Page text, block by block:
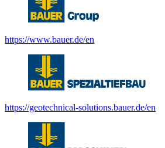
https://www.bauer.de/en
https://geotechnical-solutions.bauer.de/en